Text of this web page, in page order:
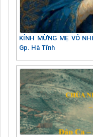
KÍNH MỪNG MẸ VÔ
Gp. Hà Tĩnh